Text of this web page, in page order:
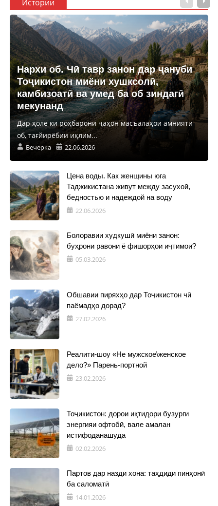
Истории
Нархи об. Чӣ тавр занон дар ҷануби
Тоҷикистон миёни хушксолӣ,
камбизоатӣ ва умед ба об зиндагӣ
мекунанд
Дар ҳоле ки роҳбарони ҷаҳон масъалаҳои амнияти
об, тағйирёбии иқлим...
Вечерка 22.06.2026
Цена воды. Как женщины юга
Таджикистана живут между засухой,
бедностью и надеждой на воду
22.06.2026
Болоравии худкушӣ миёни занон:
бӯҳрони равонӣ ё фишорҳои иҷтимоӣ?
05.03.2026
Обшавии пиряхҳо дар Тоҷикистон чӣ
паёмадҳо дорад?
27.02.2026
Реалити-шоу «Не мужское\женское
дело?» Парень-портной
23.02.2026
Тоҷикистон: дорои иқтидори бузурги
энергияи офтобӣ, вале амалан
истифоданашуда
02.02.2026
Партов дар назди хона: таҳдиди пинҳонӣ
ба саломатӣ
14.01.2026